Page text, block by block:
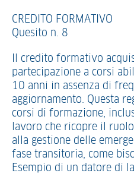
CREDITO FORMATIVO
Quesito n. 8
Il credito formativo
partecipazione a corsi
10 anni in assenza di
aggiornamento. Questa
corsi di formazione,
lavoro che ricopre il
alla gestione delle
fase transitoria, come
Esempio di un datore di